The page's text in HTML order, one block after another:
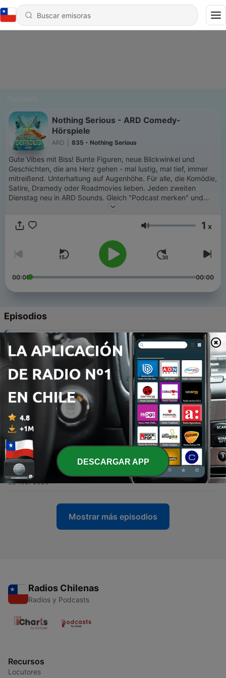
Nothing Serious - ARD Comedy-
Hörspiele
ARD 835 - Nothing Serious
Gute Vibes mit Biss! Bunte Figuren, neue Blickwinkel und
Geschichten, die ans Herz gehen - mal lustig, mal tief, immer
mitreißend. Unterhaltung auf Augenhöhe. Für alle, die Komödie,
Satire, Dramedy oder Roadmovies lieben. Jeden zweiten
Dienstag neu in ARD Sounds. Gleich "Podcast merken" und
Volumen 1 x
00:00 00:00
Episodios
835 Nothing Serious
04 nov. 2025
825 - Anton & Pepe (5/5): Bridge over Troubled Water
824 - Anton & Pepe (4/5): I’ll Be Fine
08 mar. 2025
- Anton & Pepe (3/5): Shiny Happy People
01 mar. 2025
822 - Anton & Pepe (2/5): Loco in Acapulco
22 feb. 2025
Mostrar más episodios
Radios Chilenas
Radios y Podcasts
Recursos
Locutores
DESCARGAR APP